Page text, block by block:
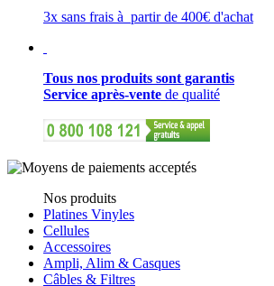
3x sans frais à partir de 400€ d'achat
Tous nos produits sont garantis
Service après-vente de qualité
Nos produits
Platines Vinyles
Cellules
Accessoires
Ampli, Alim & Casques
Câbles & Filtres